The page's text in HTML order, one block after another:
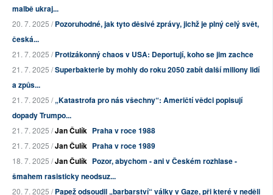
malbě ukraj...
20. 7. 2025 /Pozoruhodné, jak tyto děsivé zprávy, jichž je plný celý svět,
česká...
21. 7. 2025 /Protizákonný chaos v USA: Deportují, koho se jim zachce
21. 7. 2025 /Superbakterie by mohly do roku 2050 zabít další miliony lidí
a způs...
21. 7. 2025 /„Katastrofa pro nás všechny“: Američtí vědci popisují
dopady Trumpo...
21. 7. 2025 /Jan Čulík Praha v roce 1988
21. 7. 2025 /Jan Čulík Praha v roce 1989
18. 7. 2025 /Jan Čulík Pozor, abychom - ani v Českém rozhlase -
šmahem rasisticky neodsuz...
20. 7. 2025 /Papež odsoudil „barbarství“ války v Gaze, při které v neděli